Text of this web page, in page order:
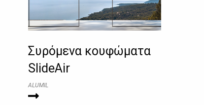
Συρόμενα κουφώματα
SlideAir
ALUMIL